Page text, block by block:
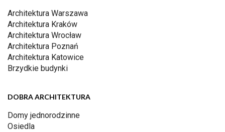
Architektura Warszawa
Architektura Kraków
Architektura Wrocław
Architektura Poznań
Architektura Katowice
Brzydkie budynki
DOBRA ARCHITEKTURA
Domy jednorodzinne
Osiedla